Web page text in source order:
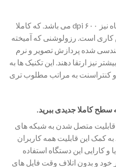
کیفیت خروجی پرینت این دستگاه نیز ۶۰۰ dpi می باشد. که کاملا
کاری است. رزولوشنی که آمیخته
شده پردازش تصویر و نرم
نیز ارتقا دهند. این تکنیک ها به
کنتراسنت به مراتب مطلوب تری
کاملا جدیدی ببرید.
دستگاه فتوکپی ریکو MP2000 قابلیت متصل شدن به شبکه های
به کمک این قابلیت همه کاربران
و کارایی این دستگاه استفاده
خود و بدون اتلاف وقت فایل های